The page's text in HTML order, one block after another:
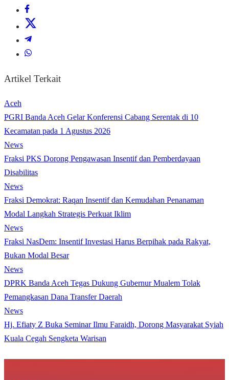
Artikel Terkait
Aceh
PGRI Banda Aceh Gelar Konferensi Cabang Serentak di 10
Kecamatan pada 1 Agustus 2026
News
Fraksi PKS Dorong Pengawasan Insentif dan Pemberdayaan
Disabilitas
News
Fraksi Demokrat: Raqan Insentif dan Kemudahan Penanaman
Modal Langkah Strategis Perkuat Iklim
News
Fraksi NasDem: Insentif Investasi Harus Berpihak pada Rakyat,
Bukan Modal Besar
News
DPRK Banda Aceh Tegas Dukung Gubernur Mualem Tolak
Pemangkasan Dana Transfer Daerah
News
Hj. Efiaty Z Buka Seminar Ilmu Faraidh, Dorong Masyarakat Syiah
Kuala Cegah Sengketa Warisan